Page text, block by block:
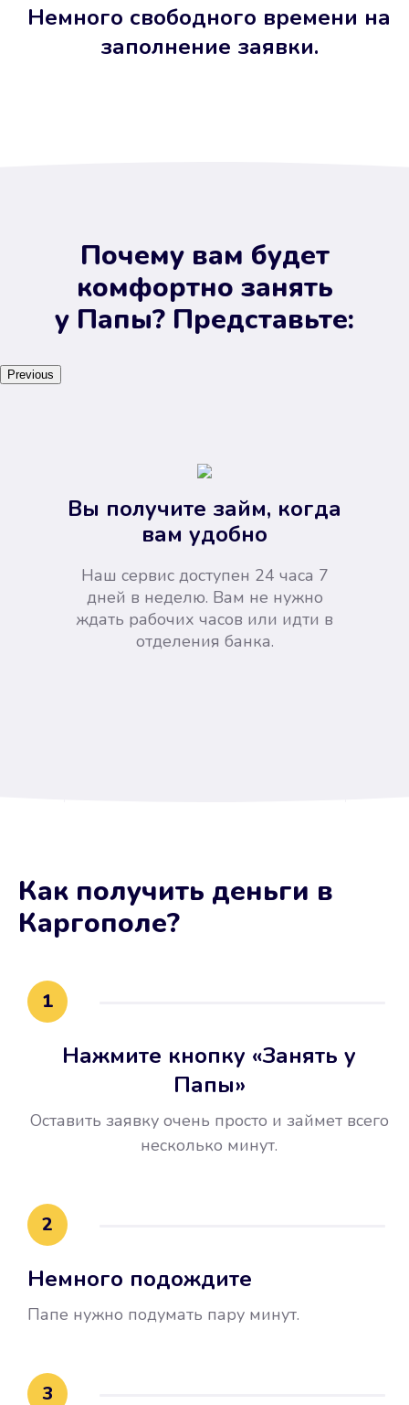
Немного свободного времени на
заполнение заявки.
Почему вам будет
комфортно занять
у Папы? Представьте:
Previous
Вы получите займ, когда
вам удобно
Наш сервис доступен 24 часа 7
дней в неделю. Вам не нужно
ждать рабочих часов или идти в
отделения банка.
Не потребовались справки, залоги
и поручители. Папа вам доверяет.
воспользовались бесплатной
это открыло новые возможности в
Как получить деньги в
Каргополе?
1
Нажмите кнопку «Занять у
Папы»
Оставить заявку очень просто и займет всего
несколько минут.
2
Немного подождите
Папе нужно подумать пару минут.
3